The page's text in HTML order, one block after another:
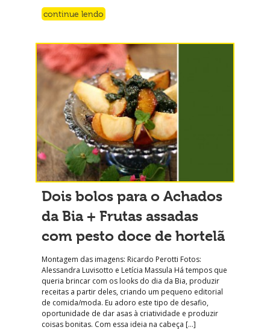
continue lendo
Dois bolos para o Achados
da Bia + Frutas assadas
com pesto doce de hortelã
Montagem das imagens: Ricardo Perotti Fotos:
Alessandra Luvisotto e Letícia Massula Há tempos que
queria brincar com os looks do dia da Bia, produzir
receitas a partir deles, criando um pequeno editorial
de comida/moda. Eu adoro este tipo de desafio,
oportunidade de dar asas à criatividade e produzir
coisas bonitas. Com essa ideia na cabeça […]